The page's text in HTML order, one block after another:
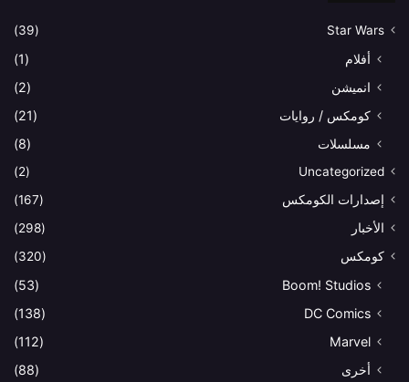
Star Wars
(39)
أفلام
(1)
انميشن
(2)
كومكس / روايات
(21)
مسلسلات
(8)
Uncategorized
(2)
إصدارات الكومكس
(167)
الأخبار
(298)
كومكس
(320)
Boom! Studios
(53)
DC Comics
(138)
Marvel
(112)
أخرى
(88)